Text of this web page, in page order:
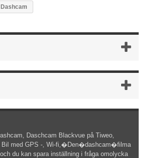
Dashcam
Daschcam Blackvue på Tiweo,
med GPS -, Wi-fi,�Den�dashcam�filma
du kan spara inställning i fråga omolycka